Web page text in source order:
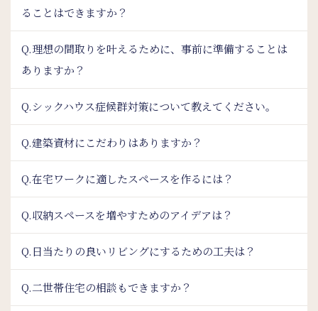
ることはできますか？
Q.理想の間取りを叶えるために、事前に準備することは
ありますか？
Q.シックハウス症候群対策について教えてください。
Q.建築資材にこだわりはありますか？
Q.在宅ワークに適したスペースを作るには？
Q.収納スペースを増やすためのアイデアは？
Q.日当たりの良いリビングにするための工夫は？
Q.二世帯住宅の相談もできますか？